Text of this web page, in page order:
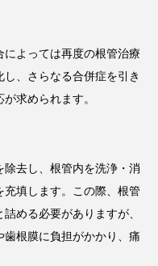
よっては再度の根管治療
、さらなる合併症を引き
求められます。
去し、根管内を洗浄・消
填します。この際、根管
める必要がありますが、
根膜に負担がかかり、痛